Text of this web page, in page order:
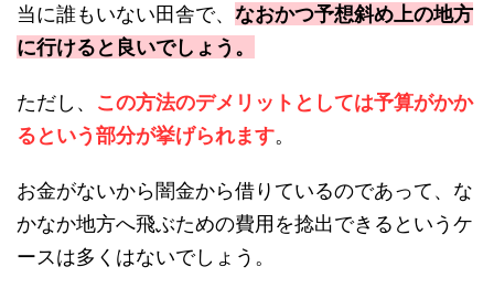
当に誰もいない田舎で、 なおかつ予想斜め上の地方
に行けると良いでしょう。
ただし、 この方法のデメリットとしては予算がかか
るという部分が挙げられます。
お金がないから闇金から借りているのであって、な
かなか地方へ飛ぶための費用を捻出できるというケ
ースは多くはないでしょう。